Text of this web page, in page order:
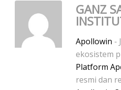
GANZ
Apollowin -
ekosistem
Platform
resmi dan